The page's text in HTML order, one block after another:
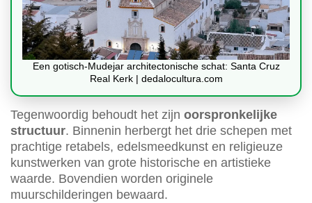
Een gotisch-Mudejar architectonische schat: Santa Cruz
Real Kerk | dedalocultura.com
Tegenwoordig behoudt het zijn oorspronkelijke
structuur. Binnenin herbergt het drie schepen met
prachtige retabels, edelsmeedkunst en religieuze
kunstwerken van grote historische en artistieke
waarde. Bovendien worden originele
muurschilderingen bewaard.